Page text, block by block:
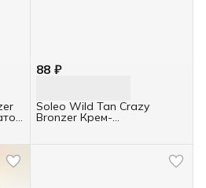
88 ₽
Soleo Wild Tan Crazy
Bronzer Крем-